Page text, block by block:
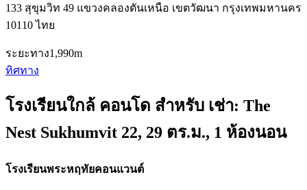
133 สุขุมวิท 49 แขวงคลองตันเหนือ เขตวัฒนา กรุงเทพมหานคร
10110 ไทย
ระยะทาง1,990m
ทิศทาง
โรงเรียนใกล้ คอนโด สำหรับ เช่า: The
Nest Sukhumvit 22, 29 ตร.ม., 1 ห้องนอน
โรงเรียนพระหฤทัยคอนแวนต์